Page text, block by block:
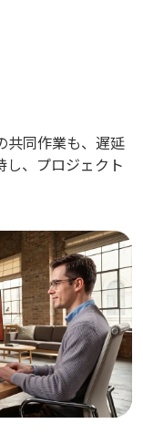
共同作業も、遅延
し、プロジェクト